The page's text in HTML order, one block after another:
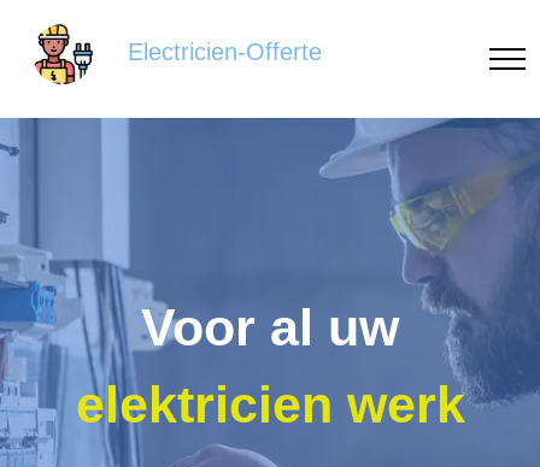
Electricien-Offerte
Voor al uw
elektricien werk